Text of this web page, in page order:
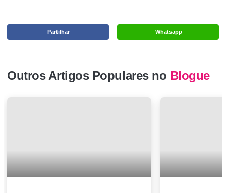
Whatsapp
Partilhar
Outros Artigos Populares no Blogue